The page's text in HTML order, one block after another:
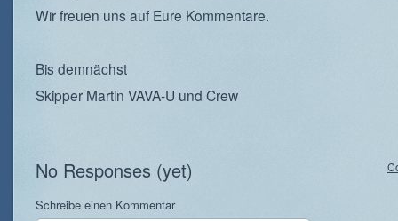
Wir freuen uns auf Eure Kommentare.
Bis demnächst
Skipper Martin VAVA-U und Crew
No Responses (yet)
Schreibe einen Kommentar